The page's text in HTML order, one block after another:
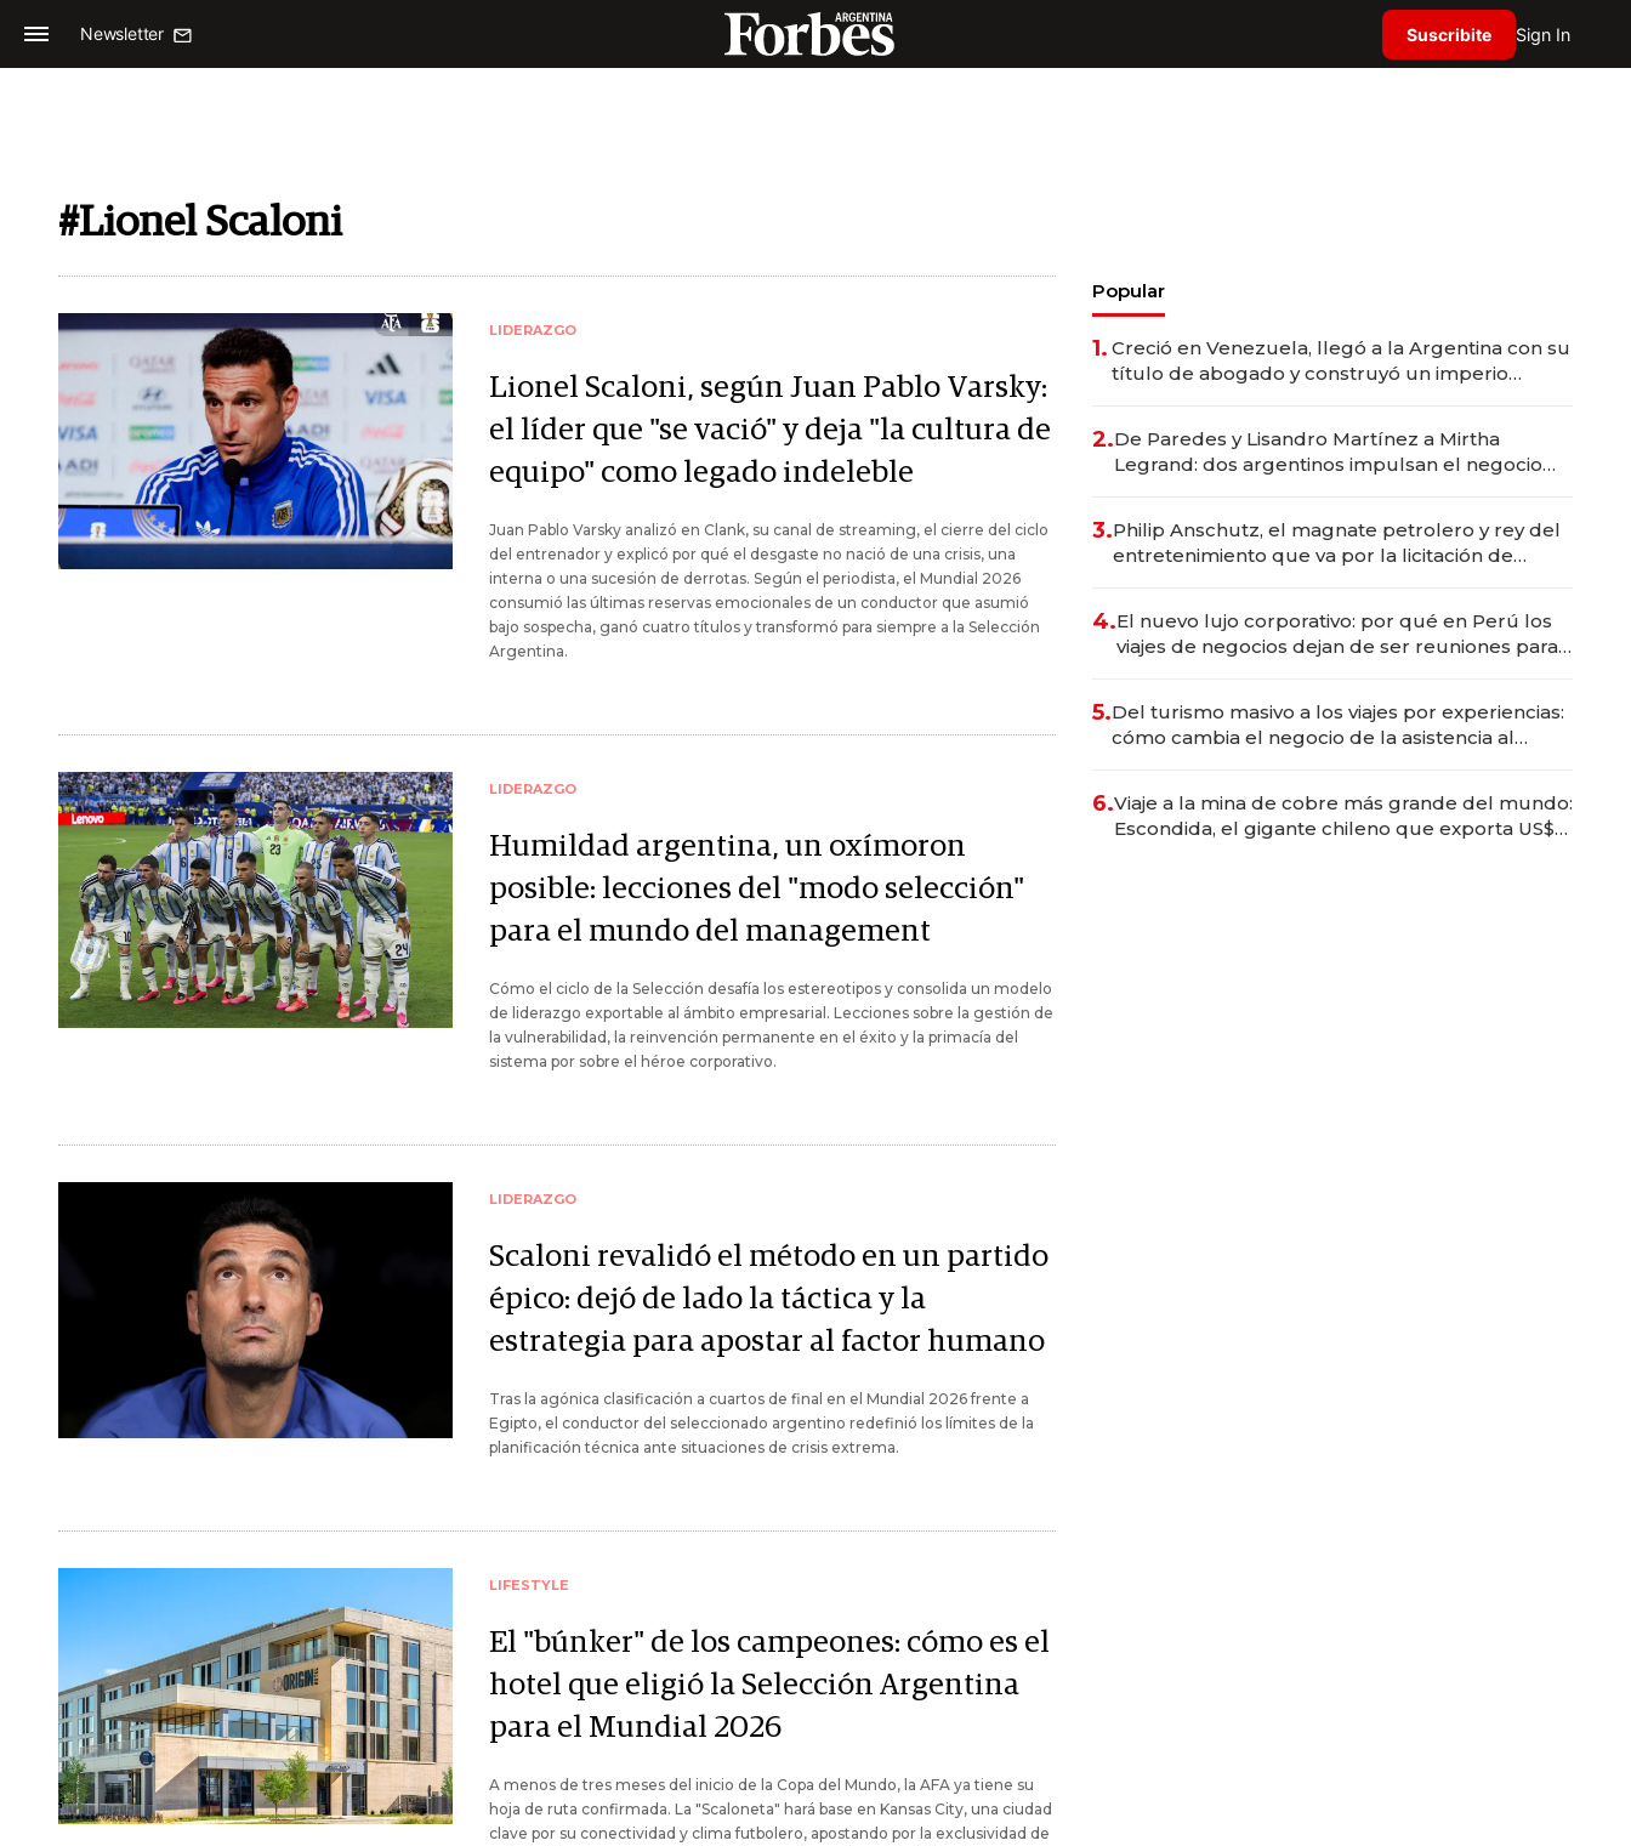
Newsletter Suscribite Sign In
#Lionel Scaloni
LIDERAZGO
Lionel Scaloni, según Juan Pablo Varsky:
el líder que "se vació" y deja "la cultura de
equipo" como legado indeleble
Juan Pablo Varsky analizó en Clank, su canal de streaming, el cierre del ciclo
del entrenador y explicó por qué el desgaste no nació de una crisis, una
interna o una sucesión de derrotas. Según el periodista, el Mundial 2026
consumió las últimas reservas emocionales de un conductor que asumió
bajo sospecha, ganó cuatro títulos y transformó para siempre a la Selección
Argentina.
LIDERAZGO
Humildad argentina, un oxímoron
posible: lecciones del "modo selección"
para el mundo del management
Cómo el ciclo de la Selección desafía los estereotipos y consolida un modelo
de liderazgo exportable al ámbito empresarial. Lecciones sobre la gestión de
la vulnerabilidad, la reinvención permanente en el éxito y la primacía del
sistema por sobre el héroe corporativo.
LIDERAZGO
Scaloni revalidó el método en un partido
épico: dejó de lado la táctica y la
estrategia para apostar al factor humano
Tras la agónica clasificación a cuartos de final en el Mundial 2026 frente a
Egipto, el conductor del seleccionado argentino redefinió los límites de la
planificación técnica ante situaciones de crisis extrema.
LIFESTYLE
El "búnker" de los campeones: cómo es el
hotel que eligió la Selección Argentina
para el Mundial 2026
A menos de tres meses del inicio de la Copa del Mundo, la AFA ya tiene su
hoja de ruta confirmada. La "Scaloneta" hará base en Kansas City, una ciudad
clave por su conectividad y clima futbolero, apostando por la exclusividad de
Popular
1. Creció en Venezuela, llegó a la Argentina con su
título de abogado y construyó un imperio
2.De Paredes y Lisandro Martínez a Mirtha
Legrand: dos argentinos impulsan el negocio
3.Philip Anschutz, el magnate petrolero y rey del
entretenimiento que va por la licitación de
4.El nuevo lujo corporativo: por qué en Perú los
viajes de negocios dejan de ser reuniones para
5.Del turismo masivo a los viajes por experiencias:
cómo cambia el negocio de la asistencia al
6.Viaje a la mina de cobre más grande del mundo:
Escondida, el gigante chileno que exporta US$